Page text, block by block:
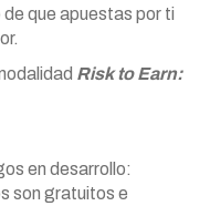
que apuestas por ti
Risk to Earn:
en desarrollo:
son gratuitos e